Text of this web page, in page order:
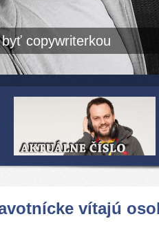
copywriterkou
vítajú